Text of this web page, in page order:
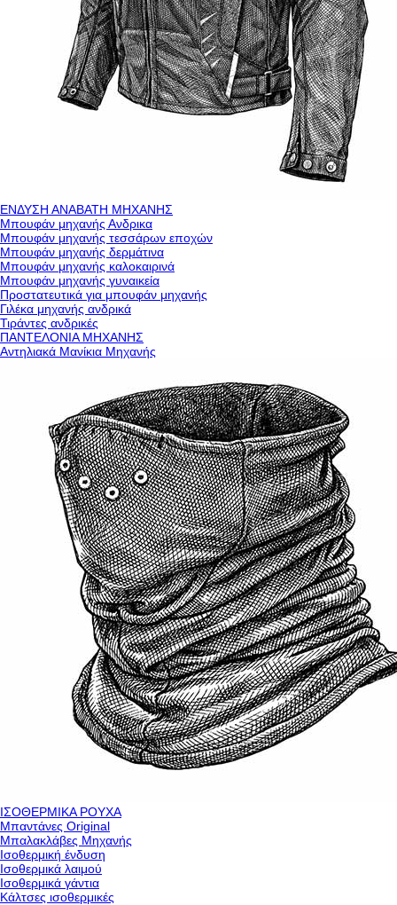
ΕΝΔΥΣΗ ΑΝΑΒΑΤΗ ΜΗΧΑΝΗΣ
Μπουφάν μηχανής Ανδρικα
Μπουφάν μηχανής τεσσάρων εποχών
Μπουφάν μηχανής δερμάτινα
Μπουφάν μηχανής καλοκαιρινά
Μπουφάν μηχανής γυναικεία
Προστατευτικά για μπουφάν μηχανής
Γιλέκα μηχανής ανδρικά
Τιράντες ανδρικές
ΠΑΝΤΕΛΟΝΙΑ ΜΗΧΑΝΗΣ
Αντηλιακά Μανίκια Μηχανής
ΙΣΟΘΕΡΜΙΚΑ ΡΟΥΧΑ
Μπαντάνες Original
Μπαλακλάβες Μηχανής
Ισοθερμική ένδυση
Ισοθερμικά λαιμού
Ισοθερμικά γάντια
Κάλτσες ισοθερμικές